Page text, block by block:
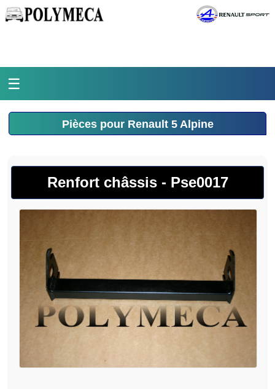
☰
Accueil
La médiathèque
L'histoire
Pièces pour Renault 5 Alpine
Renfort châssis - Pse0017